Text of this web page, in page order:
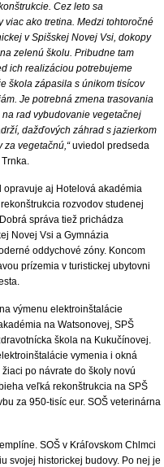
Cez leto sa
viac ako tretina. Medzi tohtoročné
v Spišskej Novej Vsi, dokopy
zelenú školu. Pribudne tam
ich realizáciou potrebujeme
škola zápasila s únikom tisícov
Je potrebná zmena trasovania
rad vybudovanie vegetačnej
dažďových záhrad s jazierkom
za vegetačnú,“uviedol predseda
opravuje aj Hotelová akadémia
rozvodov studenej
správa tiež prichádza
Novej Vsi a Gymnázia
oddychové zóny. Koncom
prízemia v turistickej ubytovni
výmenu elektroinštalácie
na Watsonovej, SPŠ
škola na Kukučínovej.
vymenia i okná
po návrate do školy novú
veľká rekonštrukcia na SPŠ
za 950-tisíc eur. SOŠ veterinárna
SOŠ v Kráľovskom Chlmci
svojej historickej budovy. Po nej je